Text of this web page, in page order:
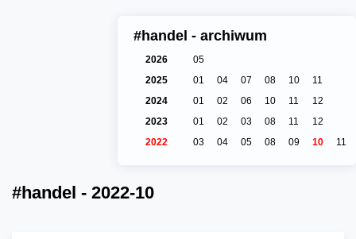
#handel - archiwum
2026
05
2025
01 04 07 08 10
11
2024
01 02 06 10 11
12
2023
01 02 03 08 11
12
2022
03 04 05 08 09 10 11
#handel - 2022-10